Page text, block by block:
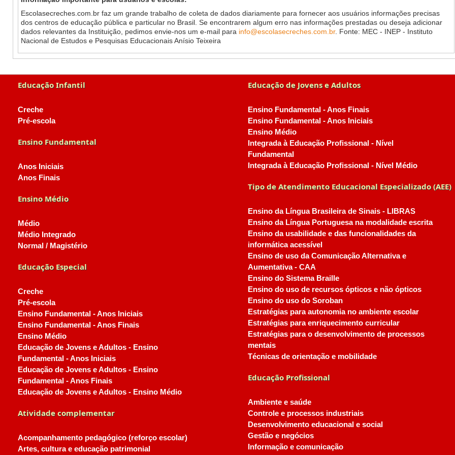
Escolasecreches.com.br faz um grande trabalho de coleta de dados diariamente para fornecer aos usuários informações precisas
dos centros de educação pública e particular no Brasil. Se encontrarem algum erro nas informações prestadas ou deseja adicionar
dados relevantes da Instituição, pedimos envie-nos um e-mail para info@escolasecreches.com.br. Fonte: MEC - INEP - Instituto
Nacional de Estudos e Pesquisas Educacionais Anísio Teixeira
Educação Infantil
Creche
Pré-escola
Ensino Fundamental
Anos Iniciais
Anos Finais
Ensino Médio
Médio
Médio Integrado
Normal / Magistério
Educação Especial
Creche
Pré-escola
Ensino Fundamental - Anos Iniciais
Ensino Fundamental - Anos Finais
Ensino Médio
Educação de Jovens e Adultos - Ensino
Fundamental - Anos Iniciais
Educação de Jovens e Adultos - Ensino
Fundamental - Anos Finais
Educação de Jovens e Adultos - Ensino Médio
Atividade complementar
Acompanhamento pedagógico (reforço escolar)
Artes, cultura e educação patrimonial
Educação de Jovens e Adultos
Ensino Fundamental - Anos Finais
Ensino Fundamental - Anos Iniciais
Ensino Médio
Integrada à Educação Profissional - Nível
Fundamental
Integrada à Educação Profissional - Nível Médio
Tipo de Atendimento Educacional Especializado (AEE)
Ensino da Língua Brasileira de Sinais - LIBRAS
Ensino da Língua Portuguesa na modalidade escrita
Ensino da usabilidade e das funcionalidades da
informática acessível
Ensino de uso da Comunicação Alternativa e
Aumentativa - CAA
Ensino do Sistema Braille
Ensino do uso de recursos ópticos e não ópticos
Ensino do uso do Soroban
Estratégias para autonomia no ambiente escolar
Estratégias para enriquecimento curricular
Estratégias para o desenvolvimento de processos
mentais
Técnicas de orientação e mobilidade
Educação Profissional
Ambiente e saúde
Controle e processos industriais
Desenvolvimento educacional e social
Gestão e negócios
Informação e comunicação